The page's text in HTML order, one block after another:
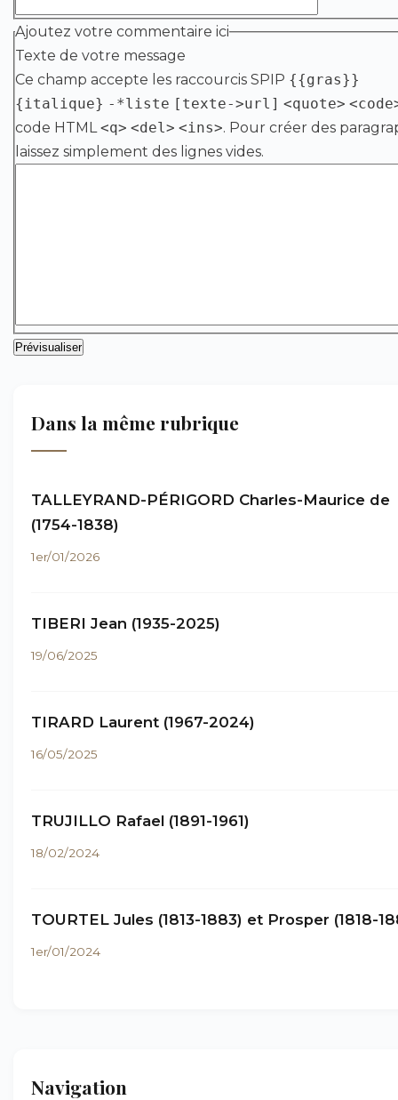
Ajoutez votre commentaire ici
Texte de votre message
Ce champ accepte les raccourcis SPIP {{gras}}
{italique} -*liste [texte->url] <quote>
code HTML<q> <del> <ins>. Pour créer des
laissez simplement des lignes vides.
Dans la même rubrique
TALLEYRAND-PÉRIGORD Charles-Maurice de
(1754-1838)
1er/01/2026
TIBERI Jean (1935-2025)
19/06/2025
TIRARD Laurent (1967-2024)
16/05/2025
TRUJILLO Rafael (1891-1961)
18/02/2024
TOURTEL Jules (1813-1883) et Prosper (1818-
1er/01/2024
Navigation